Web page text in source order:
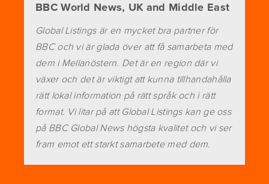
BBC World News, UK and Middle East
Global Listings är en mycket bra partner för
BBC och vi är glada över att få samarbeta med
dem i Mellanöstern. Det är en region där vi
växer och det är viktigt att kunna tillhandahålla
rätt lokal information på rätt språk och i rätt
format. Vi litar på att Global Listings kan ge oss
på BBC Global News högsta kvalitet och vi ser
fram emot ett starkt samarbete med dem.